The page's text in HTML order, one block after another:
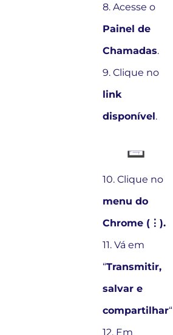
8. Acesse o
Painel de
Chamadas.
9. Clique no
link
disponível.
10. Clique no
menu do
Chrome (⋮).
11. Vá em
“Transmitir,
salvar e
compartilhar“
12. Em